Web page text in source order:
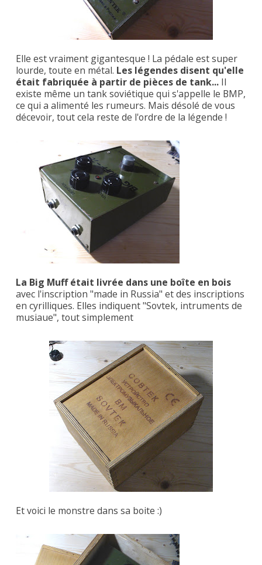
Elle est vraiment gigantesque ! La pédale est super
lourde, toute en métal. Les légendes disent qu'elle
était fabriquée à partir de pièces de tank...Il
existe même un tank soviétique qui s'appelle le BMP,
ce qui a alimenté les rumeurs. Mais désolé de vous
décevoir, tout cela reste de l'ordre de la légende !
La Big Muff était livrée dans une boîte en bois
avec l'inscription "made in Russia" et des inscriptions
en cyrilliques. Elles indiquent "Sovtek, intruments de
musiaue", tout simplement
Et voici le monstre dans sa boite :)